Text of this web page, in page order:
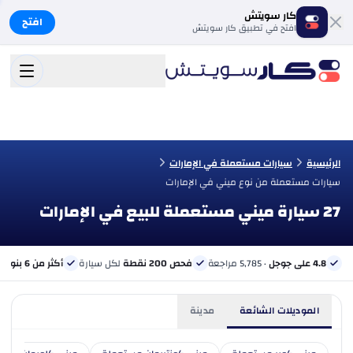
كار سويتش
افتح في تطبيق كار سويتش افتح
الرئيسية
سيارات مستعملة في الإمارات
سيارات مستعملة من نوع ميني في الإمارات
27 سيارة ميني مستعملة للبيع في الإمارات
4.8 على جوجل · 5,785 مراجعة فحص 200 نقطة لكل سيارة أكثر من 6 بنوك
الموديلات الشائعة مدينة